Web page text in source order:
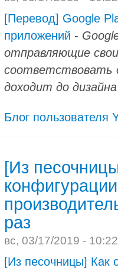
[Перевод] Google
приложений -
отправляющие
соответствовать
доходит до
Блог пользователя
[Из
раз
вс, 03/17/2019 -
[Из песочницы] Как